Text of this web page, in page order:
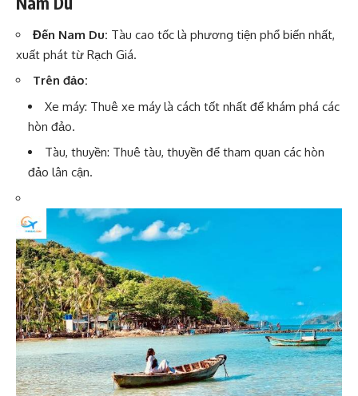
Đến Nam Du: Tàu cao tốc là phương tiện phổ biến nhất,
xuất phát từ Rạch Giá.
Trên đảo:
Xe máy: Thuê xe máy là cách tốt nhất để khám phá các
hòn đảo.
Tàu, thuyền: Thuê tàu, thuyền để tham quan các hòn
đảo lân cận.